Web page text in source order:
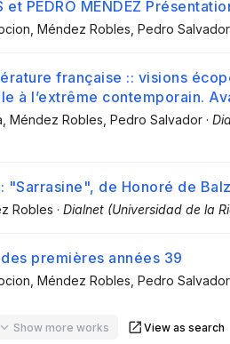
et PEDRO MÉNDEZ
, Méndez Robles, Pedro Salvador
française :: visions
à l’extrême contemporain.
, Méndez Robles, Pedro Salvador ·
de Honoré de
Robles · Dialnet (Universidad de la
premières années 39
, Méndez Robles, Pedro Salvador
Show more works View as search